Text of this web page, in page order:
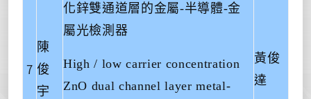
7
陳
俊
宇
化鋅雙通道層的金屬-半導體-金
屬光檢測器
High / low carrier concentration
ZnO dual channel layer metal-
黃俊
達